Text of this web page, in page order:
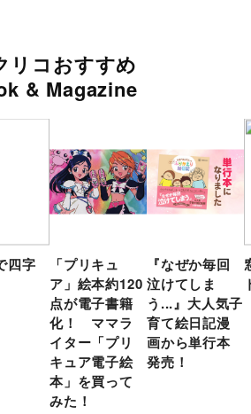
リコおすすめ
& Magazine
四字
「プリキュ
ア」絵本約120
点が電子書籍
化！ ママラ
イター「プリ
キュア電子絵
本」を買って
みた！
『なぜか毎回
泣けてしま
う...』大人気子
育て絵日記漫
画から単行本
発売！